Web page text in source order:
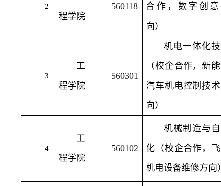
2
程学院
560118
合作，数字创意
向）
3
工
程学院
560301
机电一体化
（校企合作，新
汽车机电控制技
向）
4
工
程学院
560102
机械制造与
化（校企合作，
机电设备维修方向